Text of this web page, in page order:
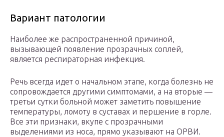
Вариант патологии
Наиболее же распространенной причиной,
вызывающей появление прозрачных соплей,
является респираторная инфекция.
Речь всегда идет о начальном этапе, когда болезнь не
сопровождается другими симптомами, а на вторые —
третьи сутки больной может заметить повышение
температуры, ломоту в суставах и першение в горле.
Все эти признаки, вкупе с прозрачными
выделениями из носа, прямо указывают на ОРВИ.